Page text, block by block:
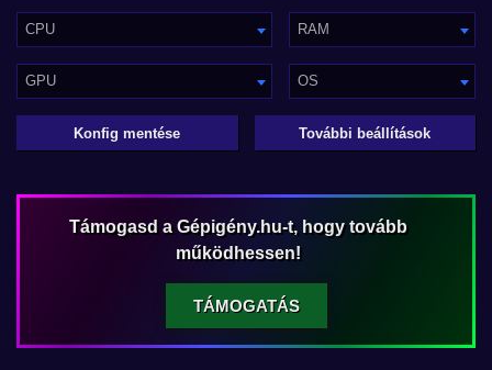
CPU RAM
GPU OS
Konfig mentése További beállítások
Támogasd a Gépigény.hu-t, hogy tovább
működhessen!
TÁMOGATÁS